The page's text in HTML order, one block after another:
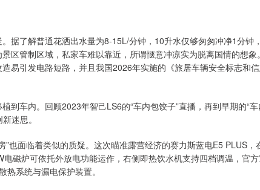
据了解普通花洒出水量为8-15L/分钟，10升水仅够匆匆冲净1分钟
区管制区域，私家车难以靠近，所谓惬意冲凉实为脱离国情的想象
易引发电路短路，并且我国2026年实施的《旅居车辆安全标志和
到车内。回顾2023年智己LS6的“车内包饺子”直播，再到早期的“车
迷思。
”也面临着类似的质疑。这次瞄准露营经济的赛力斯蓝电E5 PLUS，
磁炉可依托外放电功能运作，右侧即热饮水机支持四档调温，官
系统与漏电保护装置。